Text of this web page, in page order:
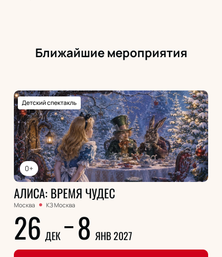
Ближайшие мероприятия
0+
Детский спектакль
АЛИСА: ВРЕМЯ ЧУДЕС
Москва КЗ Москва
26 ДЕК 8 ЯНВ 2027